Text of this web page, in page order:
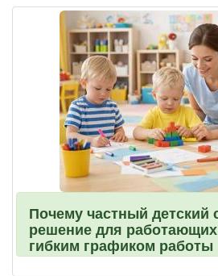
Почему частный детский
решение для
гибким графиком работы